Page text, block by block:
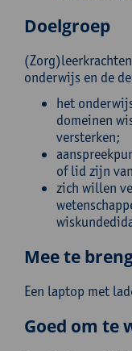
Doelgroep
onderwijs en de
het
domeinen
versterken;
of lid zijn
zich willen
Mee te
Een laptop met
Goed om te